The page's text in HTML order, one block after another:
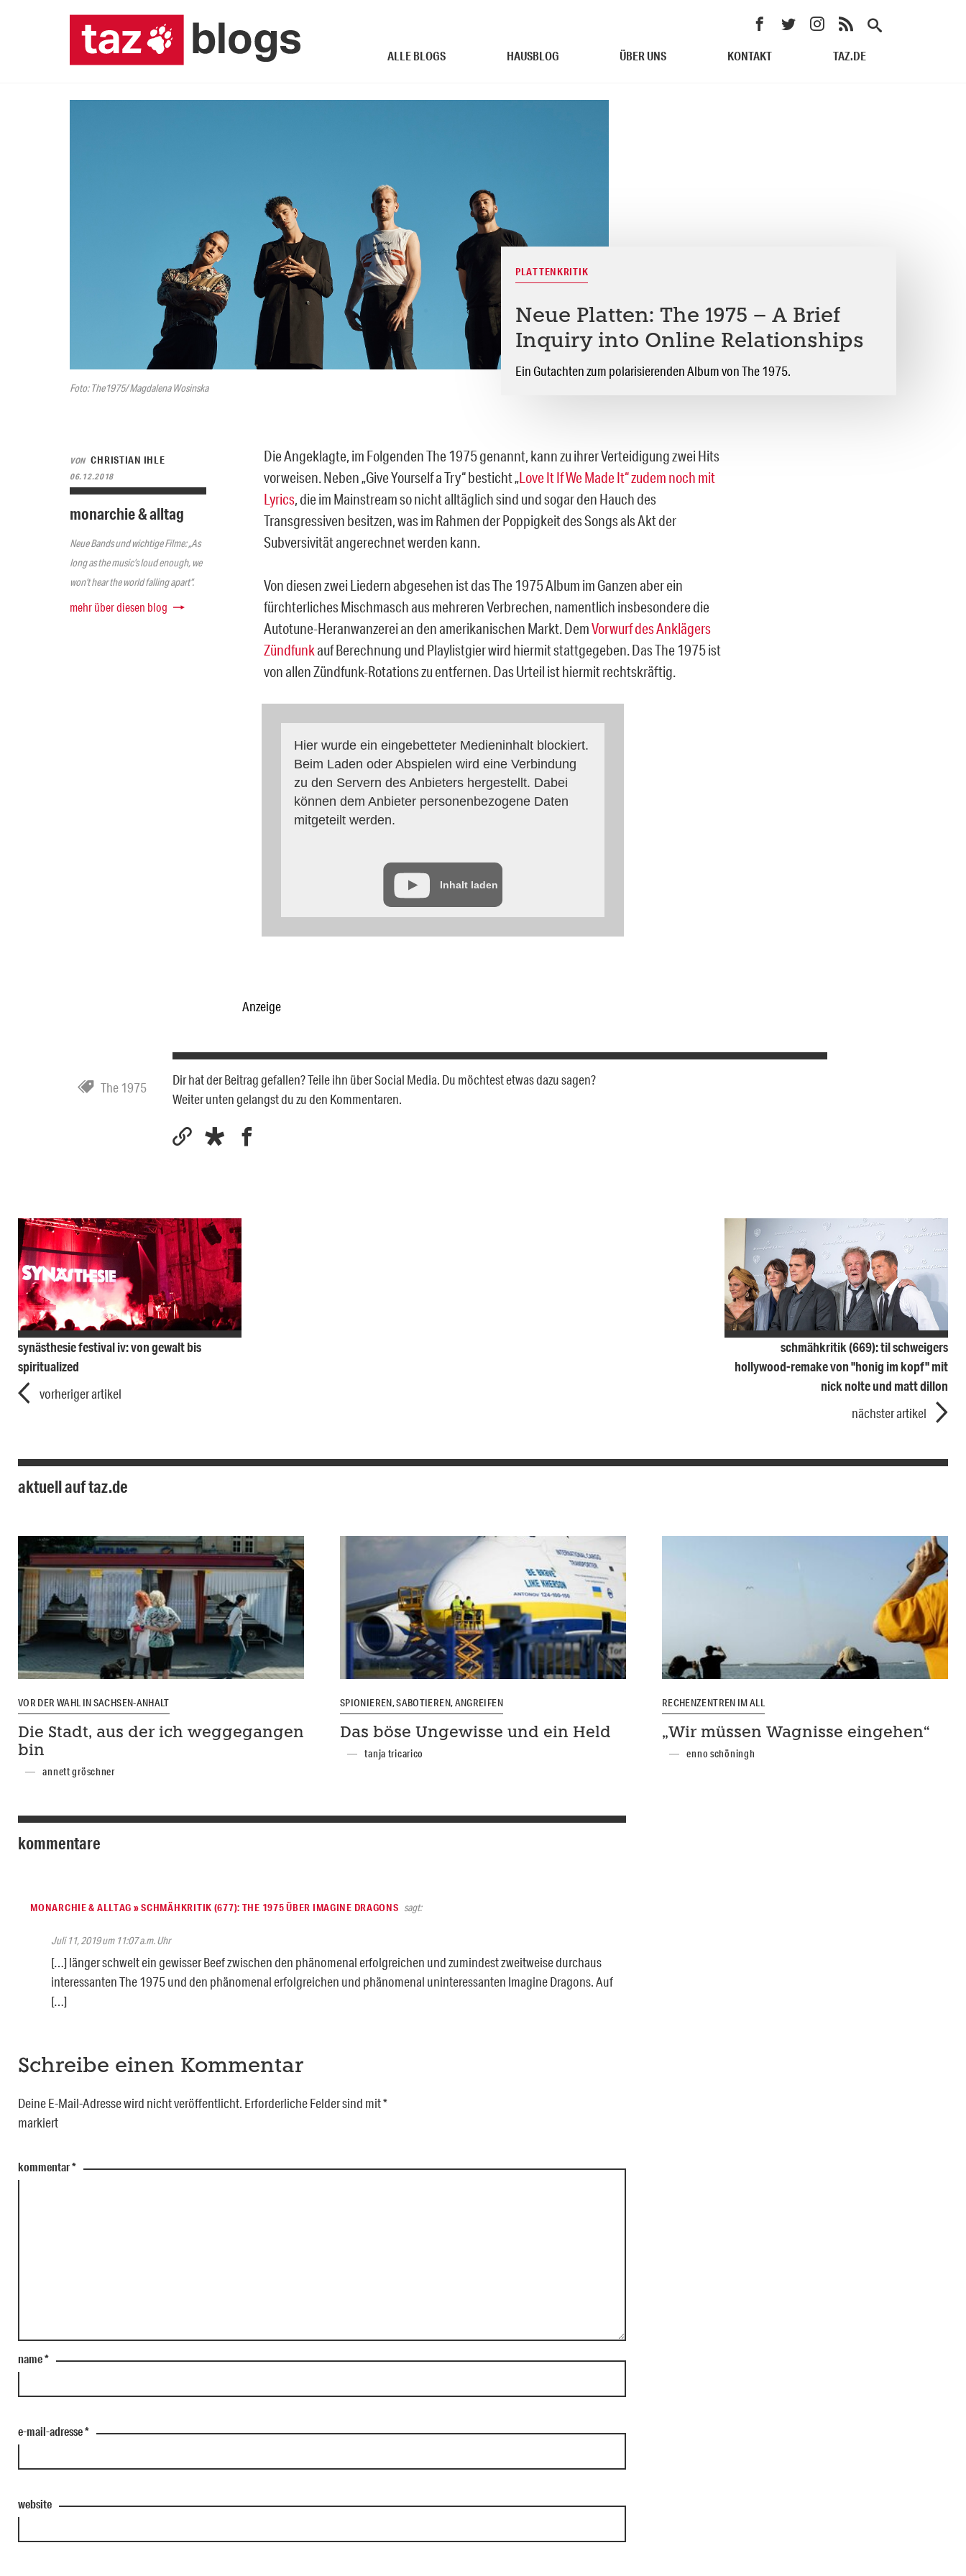
ALLE BLOGS HAUSBLOG ÜBER UNS KONTAKT TAZ.DE
Foto: The1975/ Magdalena Wosinska
PLATTENKRITIK
Neue Platten: The 1975 – A Brief
Inquiry into Online Relationships
Ein Gutachten zum polarisierenden Album von The 1975.
VON CHRISTIAN IHLE
06.12.2018
monarchie & alltag
Neue Bands und wichtige Filme: „As
long as the music’s loud enough, we
won’t hear the world falling apart“.
mehr über diesen blog
Die Angeklagte, im Folgenden The 1975 genannt, kann zu ihrer Verteidigung zwei Hits
vorweisen. Neben „Give Yourself a Try“ besticht „Love It If We Made It“ zudem noch mit
Lyrics, die im Mainstream so nicht alltäglich sind und sogar den Hauch des
Transgressiven besitzen, was im Rahmen der Poppigkeit des Songs als Akt der
Subversivität angerechnet werden kann.
Von diesen zwei Liedern abgesehen ist das The 1975 Album im Ganzen aber ein
fürchterliches Mischmasch aus mehreren Verbrechen, namentlich insbesondere die
Autotune-Heranwanzerei an den amerikanischen Markt. DemVorwurf des Anklägers
Zündfunkauf Berechnung und Playlistgier wird hiermit stattgegeben. Das The 1975 ist
von allen Zündfunk-Rotations zu entfernen. Das Urteil ist hiermit rechtskräftig.
Hier wurde ein eingebetteter Medieninhalt blockiert.
Beim Laden oder Abspielen wird eine Verbindung
zu den Servern des Anbieters hergestellt. Dabei
können dem Anbieter personenbezogene Daten
mitgeteilt werden.
Inhalt laden
Anzeige
The 1975
Dir hat der Beitrag gefallen? Teile ihn über Social Media. Du möchtest etwas dazu sagen?
Weiter unten gelangst du zu den Kommentaren.
synästhesie festival iv: von gewalt bis
spiritualized
vorheriger artikel
schmähkritik (669): til schweigers
hollywood-remake von "honig im kopf" mit
nick nolte und matt dillon
nächster artikel
aktuell auf taz.de
VOR DER WAHL IN SACHSEN-ANHALT
Die Stadt, aus der ich weggegangen
bin
annett gröschner
SPIONIEREN, SABOTIEREN, ANGREIFEN
Das böse Ungewisse und ein Held
tanja tricarico
RECHENZENTREN IM ALL
„Wir müssen Wagnisse eingehen“
enno schöningh
kommentare
MONARCHIE & ALLTAG » SCHMÄHKRITIK (677): THE 1975 ÜBER IMAGINE DRAGONS sagt:
Juli 11, 2019 um 11:07 a.m. Uhr
[…] länger schwelt ein gewisser Beef zwischen den phänomenal erfolgreichen und zumindest zweitweise durchaus
interessanten The 1975 und den phänomenal erfolgreichen und phänomenal uninteressanten Imagine Dragons. Auf
[…]
Schreibe einen Kommentar
Deine E-Mail-Adresse wird nicht veröffentlicht. Erforderliche Felder sind mit*
markiert
kommentar*
name*
e-mail-adresse*
website